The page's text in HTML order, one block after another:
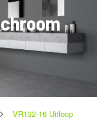
VR132-16 Uitloop